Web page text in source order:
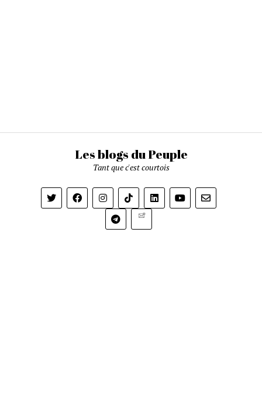
Les blogs du Peuple
Tant que c'est courtois